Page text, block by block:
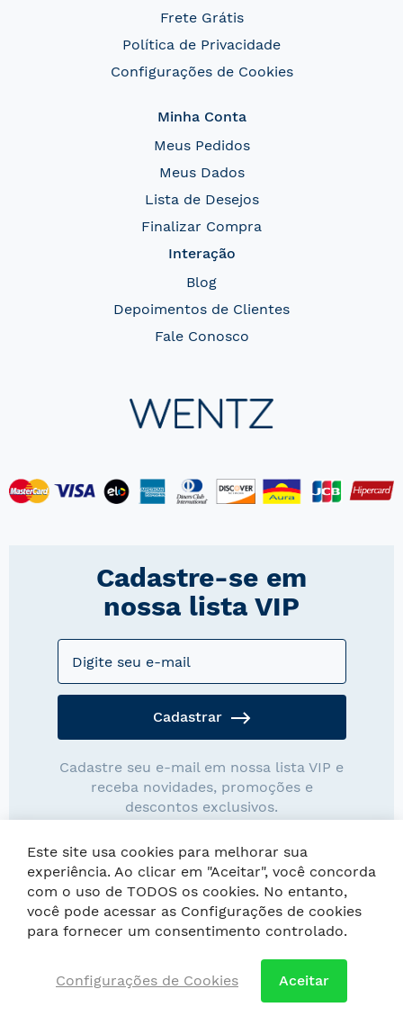
Frete Grátis
Política de Privacidade
Configurações de Cookies
Minha Conta
Meus Pedidos
Meus Dados
Lista de Desejos
Finalizar Compra
Interação
Blog
Depoimentos de Clientes
Fale Conosco
Cadastre-se em
nossa lista VIP
Cadastrar
Cadastre seu e-mail em nossa lista VIP e
receba novidades, promoções e
descontos exclusivos.
Copyright © Loja Wentz. As imagens possuem direitos autorais,
Este site usa cookies para melhorar sua
experiência. Ao clicar em "Aceitar", você concorda
com o uso de TODOS os cookies. No entanto,
você pode acessar as Configurações de cookies
para fornecer um consentimento controlado.
Configurações de Cookies Aceitar